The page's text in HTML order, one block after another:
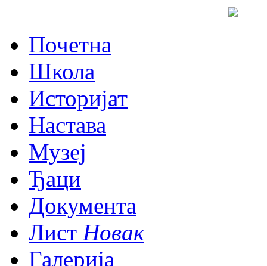
Почетна
Школа
Историјат
Настава
Музеј
Ђаци
Документа
Лист Новак
Галерија